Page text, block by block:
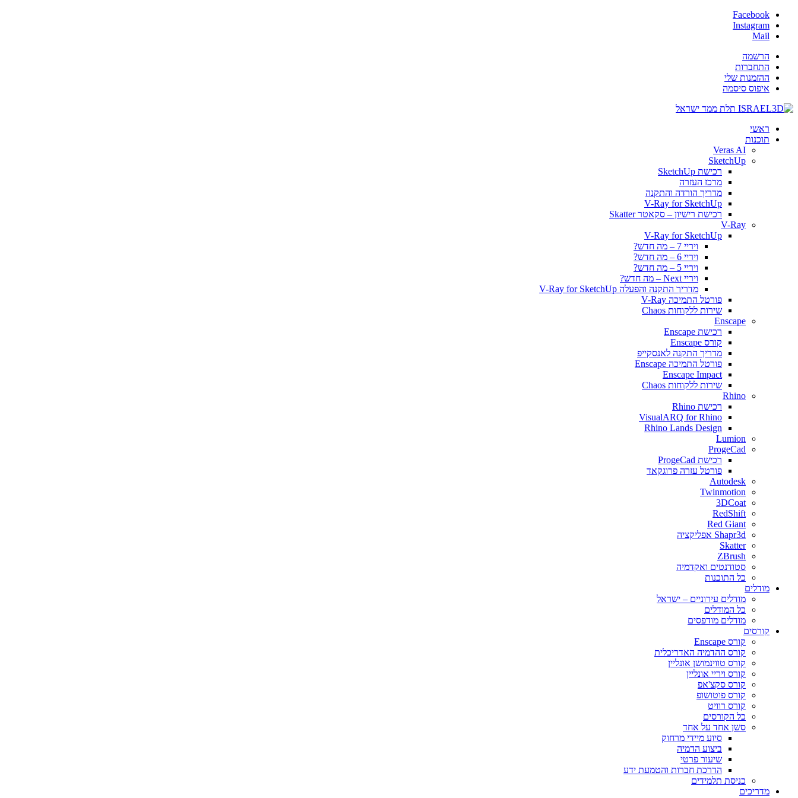
Facebook
Instagram
Mail
הרשמה
התחברות
ההזמנות שלי
איפוס סיסמה
ראשי
תוכנות
Veras AI
SketchUp
רכישת SketchUp
מרכז העזרה
מדריך הורדה והתקנה
V-Ray for SketchUp
רכישת רישיון – סקאטר Skatter
V-Ray
V-Ray for SketchUp
ויריי 7 – מה חדש?
ויריי 6 – מה חדש?
ויריי 5 – מה חדש?
ויריי Next – מה חדש?
מדריך התקנה והפעלה V-Ray for SketchUp
פורטל התמיכה V-Ray
שירות ללקוחות Chaos
Enscape
רכישת Enscape
קורס Enscape
מדריך התקנה לאנסקייפ
פורטל התמיכה Enscape
Enscape Impact
שירות ללקוחות Chaos
Rhino
רכישת Rhino
VisualARQ for Rhino
Rhino Lands Design
Lumion
ProgeCad
רכישת ProgeCad
פורטל עזרה פרוגקאד
Autodesk
Twinmotion
3DCoat
RedShift
Red Giant
Shapr3d אפליקציה
Skatter
ZBrush
סטודנטים ואקדמיה
כל התוכנות
מודלים
מודלים עירוניים – ישראל
כל המודלים
מודלים מודפסים
קורסים
קורס Enscape
קורס ההדמיה האדריכלית
קורס טווינמושן אונליין
קורס ויריי אונליין
קורס סקצ'אפ
קורס פוטושופ
קורס רוויט
כל הקורסים
סשן אחד על אחד
סיוע מיידי מרחוק
ביצוע הדמיה
שיעור פרטי
הדרכת חברות והטמעת ידע
כניסת תלמידים
מדריכים